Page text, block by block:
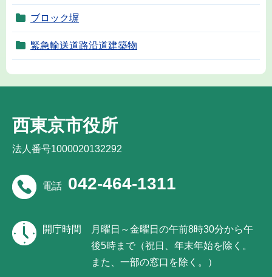
ブロック塀
緊急輸送道路沿道建築物
西東京市役所
法人番号1000020132292
電話 042-464-1311
開庁時間
月曜日～金曜日の午前8時30分から午
後5時まで（祝日、年末年始を除く。
また、一部の窓口を除く。）